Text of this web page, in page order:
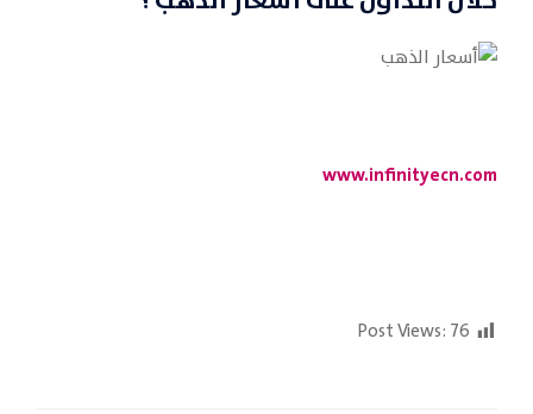
www.infinityecn.com
Post Views: 76